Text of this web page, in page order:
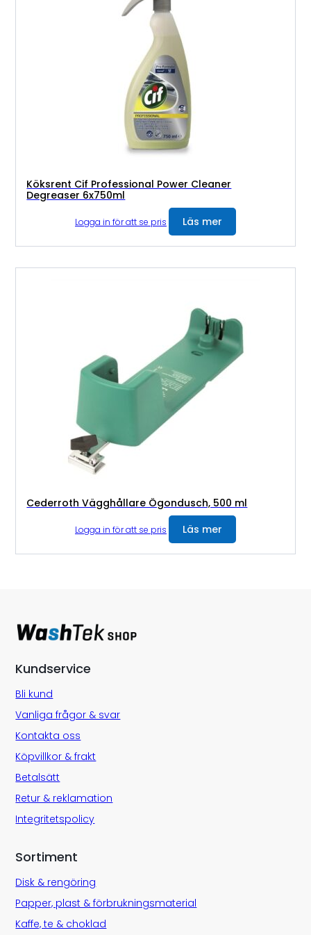
Köksrent Cif Professional Power Cleaner
Degreaser 6x750ml
Logga in för att se pris Läs mer
Cederroth Vägghållare Ögondusch, 500 ml
Logga in för att se pris Läs mer
Kundservice
Bli kund
Vanliga frågor & svar
Kontakta oss
Köpvillkor & frakt
Betalsätt
Retur & reklamation
Integritetspolicy
Sortiment
Disk & rengöring
Papper, plast & förbrukningsmaterial
Kaffe, te & choklad